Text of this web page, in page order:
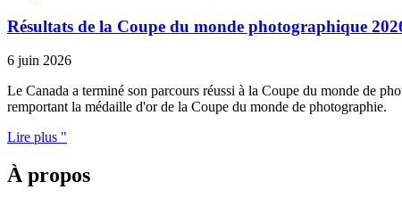
Résultats de la Coupe du monde photographique
6 juin 2026
Le Canada a terminé son parcours réussi à la Coupe du monde de
remportant la médaille d'or de la Coupe du monde de photographie.
Lire plus "
À propos